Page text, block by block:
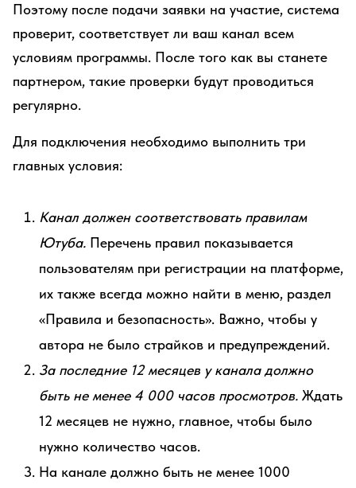
Поэтому после подачи заявки на участие, система
проверит, соответствует ли ваш канал всем
условиям программы. После того как вы станете
партнером, такие проверки будут проводиться
регулярно.
Для подключения необходимо выполнить три
главных условия:
Канал должен соответствовать правилам
Ютуба. Перечень правил показывается
пользователям при регистрации на платформе,
их также всегда можно найти в меню, раздел
«Правила и безопасность». Важно, чтобы у
автора не было страйков и предупреждений.
За последние 12 месяцев у канала должно
быть не менее 4 000 часов просмотров. Ждать
12 месяцев не нужно, главное, чтобы было
нужно количество часов.
На канале должно быть не менее 1000